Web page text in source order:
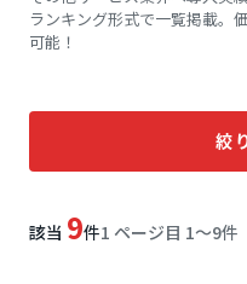
ランキング形式で一覧掲載。
可能！
絞
該当 9件1 ページ目 1〜9件